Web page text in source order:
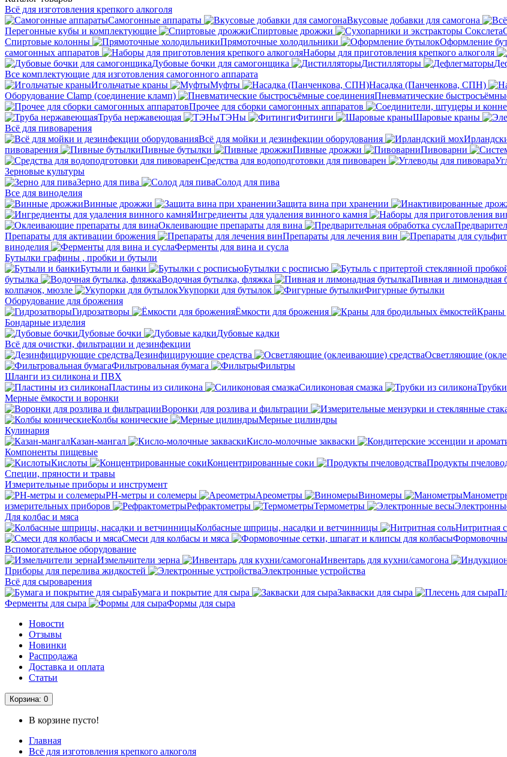
Всё для изготовления крепкого алкоголя
Самогонные аппараты
Вкусовые добавки для самогона
Перегонные кубы и комплектующие
Спиртовые дрожжи
Спиртовые колонны
Прямоточные холодильники Оформление
самогонных аппаратов
Наборы для приготовления крепкого алкоголя
Дубовые бочки для самогонщика
Дистилляторы
Все комплектующие для изготовления самогонного аппарата
Игольчатые краны
Муфты Насадка (Панченкова, СПН)
Оборудование Clamp (соединение кламп)
Пневматические
Прочее для сборки самогонных аппаратов
Труба нержавеющая
ТЭНы Фитинги Шаровые краны
Всё для пивоварения
Всё для мойки и дезинфекции оборудования
пивоварения
Пивные бутылки Пивные дрожжи Пивоварни
Средства для водоподготовки для пивоварен
Зерновые культуры
Зерно для пива
Солод для пива
Все для виноделия
Винные дрожжи
Защита вина при хранении
Ингредиенты для удаления винного камня
Оклеивающие препараты для вина
Препараты для активации брожения
Препараты для лечения вин
виноделия
Ферменты для вина и сусла
Бутылки графины , пробки и бутыли
Бутыли и банки
Бутылки с росписью
бутылка
Водочная бутылка, фляжка Пивная и лимонадная
колпачок, мюзле
Укупорки для бутылок
Фигурные бутылки
Оборудование для брожения
Гидрозатворы
Ёмкости для брожения
Краны
Бондарные изделия
Дубовые бочки
Дубовые кадки
Всё для очистки, фильтрации и дезинфекции
Дезинфицирующие средства
Осветляющие
Фильтровальная бумага
Фильтры
Шланги из силикона и ПВХ
Пластины из силикона
Силиконовая смазка
Мерные ёмкости и воронки
Воронки для розлива и фильтрации
Колбы конические
Мерные цилиндры
Кулинария
Казан-мангал
Кисло-молочные закваски
Компоненты пищевые
Кислоты
Концентрированные соки Продукты
Специи, пряности и травы
Измерительные приборы и инструмент
PH-метры и солемеры
Ареометры Виномеры
измерительных приборов
Рефрактометры Термометры
Для колбас и мяса
Колбасные шприцы, насадки и ветчинницы
Нитритная
Смеси для колбасы и мяса
Вспомогательное оборудование
Измельчители зерна
Инвентарь для кухни/самогона
Приборы для перелива жидкостей
Электронные устройства
Всё для сыроварения
Бумага и покрытие для сыра
Закваски для сыра
Ферменты для сыра
Формы для сыра
Новости
Отзывы
Новинки
Распродажа
Доставка и оплата
Статьи
Корзина: 0
В корзине пусто!
Главная
Всё для изготовления крепкого алкоголя